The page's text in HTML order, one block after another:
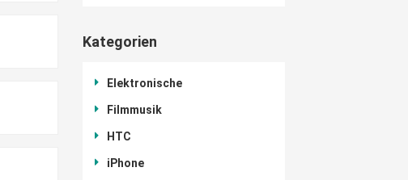
Kategorien
Elektronische
Filmmusik
HTC
iPhone